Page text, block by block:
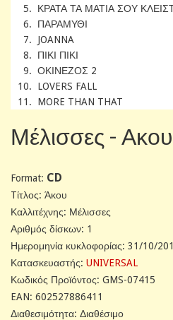
5. ΚΡΑΤΑ ΤΑ ΜΑΤΙΑ ΣΟΥ
6. ΠΑΡΑΜΥΘΙ
7. JOANNA
8. ΠΙΚΙ ΠΙΚΙ
9. ΟΚΙΝΕΖΟΣ 2
10. LOVERS FALL
11. MORE THAN THAT
Μέλισσες - Ακου
Format: CD
Tίτλος: Άκου
Καλλιτέχνης: Μέλισσες
Αριθμός δίσκων: 1
Ημερομηνία κυκλοφορίας: 31/10/
Κατασκευαστής: UNIVERSAL
Κωδικός Προϊόντος: GMS-07415
EAN: 602527886411
Διαθεσιμότητα: Διαθέσιμο